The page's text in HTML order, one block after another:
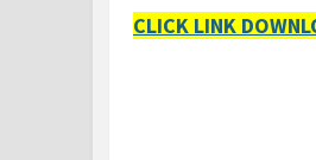
CLICK LINK